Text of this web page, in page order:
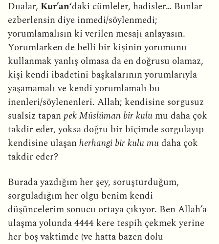
Dualar, Kur’an‘daki cümleler, hadisler… Bunlar
ezberlensin diye inmedi/söylenmedi;
yorumlamalısın ki verilen mesajı anlayasın.
Yorumlarken de belli bir kişinin yorumunu
kullanmak yanlış olmasa da en doğrusu olamaz,
kişi kendi ibadetini başkalarının yorumlarıyla
yaşamamalı ve kendi yorumlamalı bu
inenleri/söylenenleri. Allah; kendisine sorgusuz
sualsiz tapanpek Müslüman bir kulu mu daha çok
takdir eder, yoksa doğru bir biçimde sorgulayıp
kendisine ulaşanherhangi bir kulu mudaha çok
takdir eder?
Burada yazdığım her şey, soruşturduğum,
sorguladığım her olgu benim kendi
düşüncelerim sonucu ortaya çıkıyor. Ben Allah’a
ulaşma yolunda 4444 kere tespih çekmek yerine
her boş vaktimde (ve hatta bazen dolu